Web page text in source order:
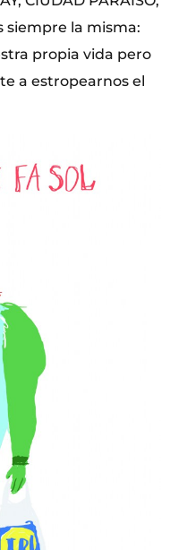
siempre la misma:
propia vida pero
a estropearnos el